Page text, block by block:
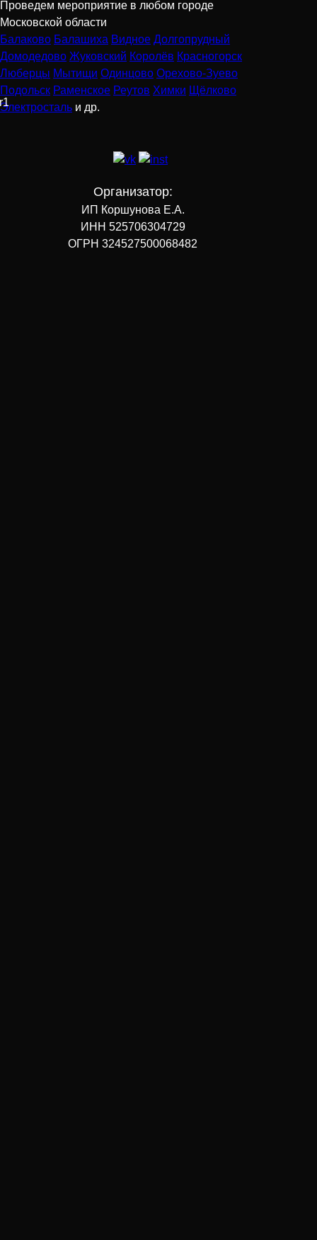
Проведем мероприятие в любом городе
Московской области
Балаково Балашиха Видное Долгопрудный
Домодедово Жуковский Королёв Красногорск
Люберцы Мытищи Одинцово Орехово-Зуево
Подольск Раменское Реутов Химки Щёлково
Электросталь и др.
Организатор:
ИП Коршунова Е.А.
ИНН 525706304729
ОГРН 324527500068482